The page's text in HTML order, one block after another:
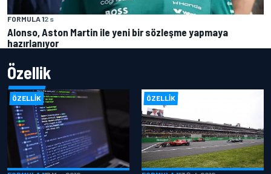
FORMULA 12 s
Alonso, Aston Martin ile yeni bir sözleşme yapmaya
hazırlanıyor
Özellik
ÖZELLIK ÖZELLIK